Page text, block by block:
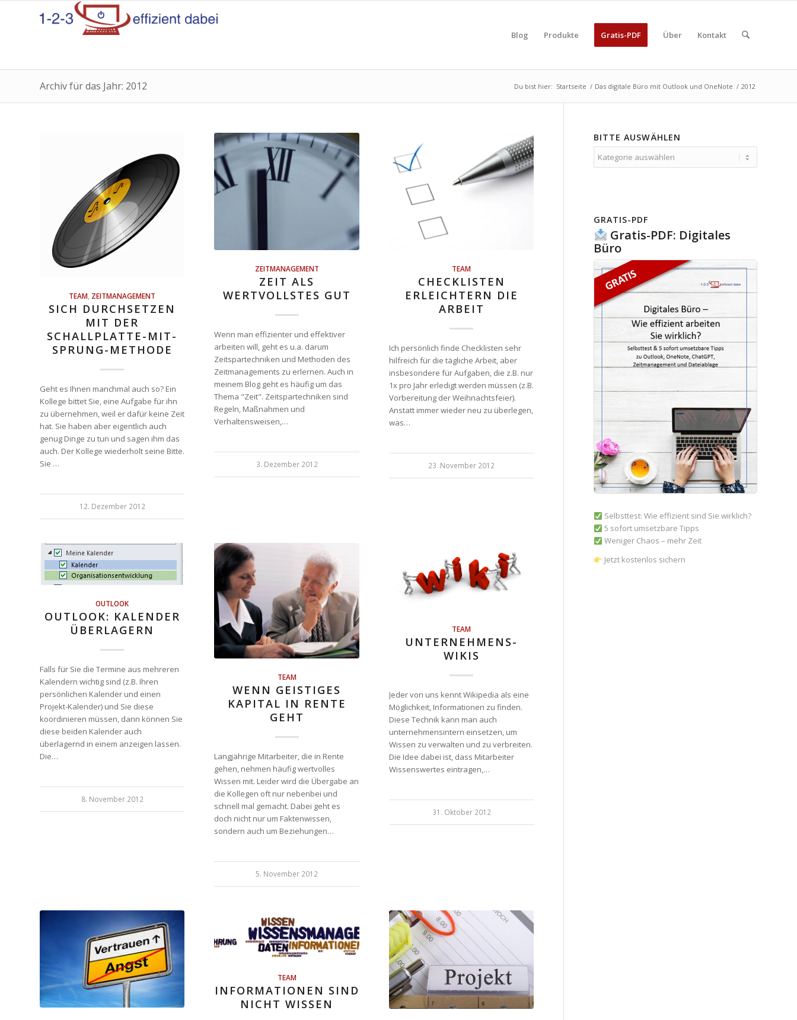
Blog Produkte Gratis-PDF Über Kontakt
Archiv für das Jahr: 2012 Du bist hier: Startseite / Das digitale Büro mit Outlook und OneNote / 2012
TEAM, ZEITMANAGEMENT
SICH DURCHSETZEN
MIT DER
SCHALLPLATTE-MIT-
SPRUNG-METHODE
Geht es Ihnen manchmal auch so? Ein
Kollege bittet Sie, eine Aufgabe für ihn
zu übernehmen, weil er dafür keine Zeit
hat. Sie haben aber eigentlich auch
genug Dinge zu tun und sagen ihm das
auch. Der Kollege wiederholt seine Bitte.
Sie …
12. Dezember 2012
ZEITMANAGEMENT
ZEIT ALS
WERTVOLLSTES GUT
Wenn man effizienter und effektiver
arbeiten will, geht es u.a. darum
Zeitspartechniken und Methoden des
Zeitmanagements zu erlernen. Auch in
meinem Blog geht es häufig um das
Thema "Zeit". Zeitspartechniken sind
Regeln, Maßnahmen und
Verhaltensweisen,…
3. Dezember 2012
TEAM
CHECKLISTEN
ERLEICHTERN DIE
ARBEIT
Ich persönlich finde Checklisten sehr
hilfreich für die tägliche Arbeit, aber
insbesondere für Aufgaben, die z.B. nur
1x pro Jahr erledigt werden müssen (z.B.
Vorbereitung der Weihnachtsfeier).
Anstatt immer wieder neu zu überlegen,
was…
23. November 2012
OUTLOOK
OUTLOOK: KALENDER
ÜBERLAGERN
Falls für Sie die Termine aus mehreren
Kalendern wichtig sind (z.B. Ihren
persönlichen Kalender und einen
Projekt-Kalender) und Sie diese
koordinieren müssen, dann können Sie
diese beiden Kalender auch
überlagernd in einem anzeigen lassen.
Die…
8. November 2012
TEAM
WENN GEISTIGES
KAPITAL IN RENTE
GEHT
Langjährige Mitarbeiter, die in Rente
gehen, nehmen häufig wertvolles
Wissen mit. Leider wird die Übergabe an
die Kollegen oft nur nebenbei und
schnell mal gemacht. Dabei geht es
doch nicht nur um Faktenwissen,
sondern auch um Beziehungen…
5. November 2012
TEAM
UNTERNEHMENS-
WIKIS
Jeder von uns kennt Wikipedia als eine
Möglichkeit, Informationen zu finden.
Diese Technik kann man auch
unternehmensintern einsetzen, um
Wissen zu verwalten und zu verbreiten.
Die Idee dabei ist, dass Mitarbeiter
Wissenswertes eintragen,…
31. Oktober 2012
TEAM
INFORMATIONEN SIND
NICHT WISSEN
BITTE AUSWÄHLEN
auswählen
GRATIS-PDF
Gratis-PDF: Digitales
Büro
Selbsttest: Wie effizient sind Sie wirklich?
5 sofort umsetzbare Tipps
Weniger Chaos – mehr Zeit
Jetzt kostenlos sichern